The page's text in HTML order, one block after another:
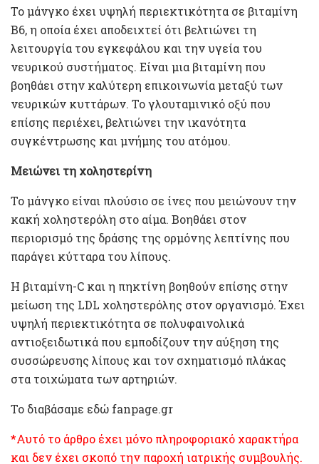
Το μάνγκο έχει υψηλή περιεκτικότητα σε βιταμίνη
B6, η οποία έχει αποδειχτεί ότι βελτιώνει τη
λειτουργία του εγκεφάλου και την υγεία του
νευρικού συστήματος. Είναι μια βιταμίνη που
βοηθάει στην καλύτερη επικοινωνία μεταξύ των
νευρικών κυττάρων. Το γλουταμινικό οξύ που
επίσης περιέχει, βελτιώνει την ικανότητα
συγκέντρωσης και μνήμης του ατόμου.
Μειώνει τη χοληστερίνη
Το μάνγκο είναι πλούσιο σε ίνες που μειώνουν την
κακή χοληστερόλη στο αίμα. Βοηθάει στον
περιορισμό της δράσης της ορμόνης λεπτίνης που
παράγει κύτταρα του λίπους.
Η βιταμίνη-C και η πηκτίνη βοηθούν επίσης στην
μείωση της LDL χοληστερόλης στον οργανισμό. Έχει
υψηλή περιεκτικότητα σε πολυφαινολικά
αντιοξειδωτικά που εμποδίζουν την αύξηση της
συσσώρευσης λίπους και τον σχηματισμό πλάκας
στα τοιχώματα των αρτηριών.
Το διαβάσαμε εδώ fanpage.gr
*Αυτό το άρθρο έχει μόνο πληροφοριακό χαρακτήρα
και δεν έχει σκοπό την παροχή ιατρικής συμβουλής.